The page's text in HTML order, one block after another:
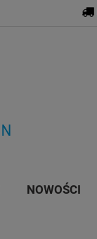
NOWOŚCI